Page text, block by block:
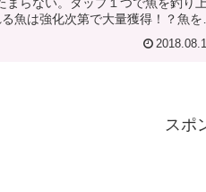
魚は強化次第で大量獲得！？魚を
スポ